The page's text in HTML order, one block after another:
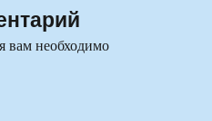
вам необходимо